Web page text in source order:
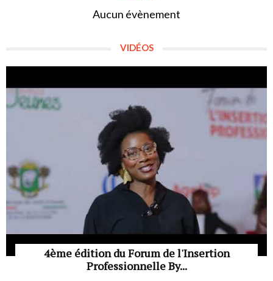
Aucun évènement
VIDÉOS
4ème édition du Forum de l'Insertion
Professionnelle By...